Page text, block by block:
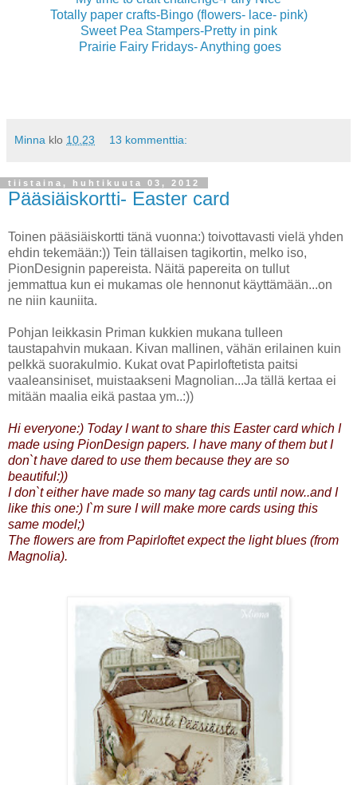
Totally paper crafts-Bingo (flowers- lace- pink)
Sweet Pea Stampers-Pretty in pink
Prairie Fairy Fridays- Anything goes
Minna klo 10.23 13 kommenttia:
tiistaina, huhtikuuta 03, 2012
Pääsiäiskortti- Easter card
Toinen pääsiäiskortti tänä vuonna:) toivottavasti vielä yhden
ehdin tekemään:)) Tein tällaisen tagikortin, melko iso,
PionDesignin papereista. Näitä papereita on tullut
jemmattua kun ei mukamas ole hennonut käyttämään...on
ne niin kauniita.
Pohjan leikkasin Priman kukkien mukana tulleen
taustapahvin mukaan. Kivan mallinen, vähän erilainen kuin
pelkkä suorakulmio. Kukat ovat Papirloftetista paitsi
vaaleansiniset, muistaakseni Magnolian...Ja tällä kertaa ei
mitään maalia eikä pastaa ym..:))
Hi everyone:) Today I want to share this Easter card which I
made using PionDesign papers. I have many of them but I
don`t have dared to use them because they are so
beautiful:))
I don`t either have made so many tag cards until now..and I
like this one:) I`m sure I will make more cards using this
same model;)
The flowers are from Papirloftet expect the light blues (from
Magnolia).